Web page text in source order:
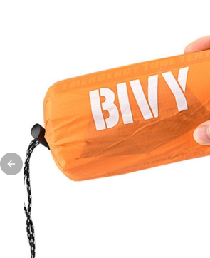
Previous slide